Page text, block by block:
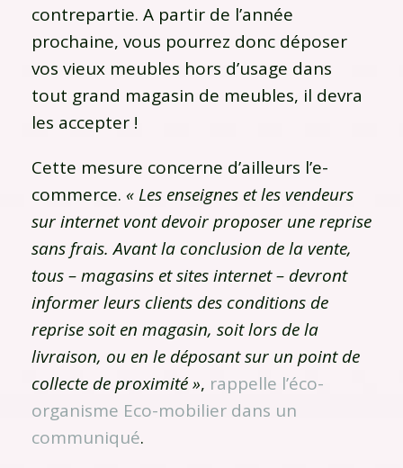
contrepartie. A partir de l’année
prochaine, vous pourrez donc déposer
vos vieux meubles hors d’usage dans
tout grand magasin de meubles, il devra
les accepter !
Cette mesure concerne d’ailleurs l’e-
commerce. « Les enseignes et les vendeurs
sur internet vont devoir proposer une reprise
sans frais. Avant la conclusion de la vente,
tous – magasins et sites internet – devront
informer leurs clients des conditions de
reprise soit en magasin, soit lors de la
livraison, ou en le déposant sur un point de
collecte de proximité », rappelle l’éco-
organisme Eco-mobilier dans un
communiqué.